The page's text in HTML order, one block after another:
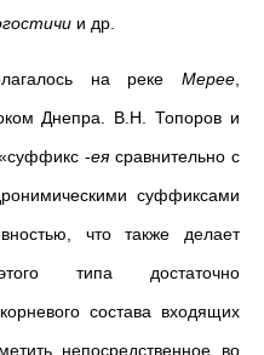
и др.
на рекеМерее
Днепра. В.Н. Топоров и
-еясравнительно с
суффиксами
что также делает
типа достаточно
состава входящих
непосредственное во